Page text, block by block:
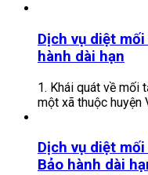
Dịch vụ diệt
hành dài hạn
1. Khái quát về mối
một xã thuộc huyện
Dịch vụ diệt
Bảo hành dài